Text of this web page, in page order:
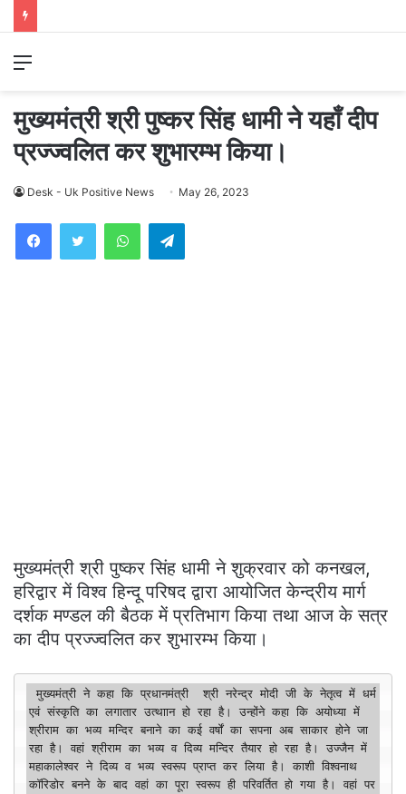
Menu
मुख्यमंत्री श्री पुष्कर सिंह धामी ने यहाँ दीप
प्रज्ज्वलित कर शुभारम्भ किया।
Desk - Uk Positive News May 26, 2023
WhatsAppTelegram
मुख्यमंत्री श्री पुष्कर सिंह धामी ने शुक्रवार को कनखल,
हरिद्वार में विश्व हिन्दू परिषद द्वारा आयोजित केन्द्रीय मार्ग
दर्शक मण्डल की बैठक में प्रतिभाग किया तथा आज के सत्र
का दीप प्रज्ज्वलित कर शुभारम्भ किया।
मुख्यमंत्री ने कहा कि प्रधानमंत्री  श्री नरेन्द्र मोदी जी के नेतृत्व में धर्म
एवं संस्कृति का लगातार उत्थाान हो रहा है। उन्होंने कहा कि अयोध्या में
श्रीराम का भव्य मन्दिर बनाने का कई वर्षों का सपना अब साकार होने जा
रहा है। वहां श्रीराम का भव्य व दिव्य मन्दिर तैयार हो रहा है। उज्जैन में
महाकालेश्वर ने दिव्य व भव्य स्वरूप प्राप्त कर लिया है। काशी विश्वनाथ
कॉरिडोर बनने के बाद वहां का पूरा स्वरूप ही परिवर्तित हो गया है। वहां पर